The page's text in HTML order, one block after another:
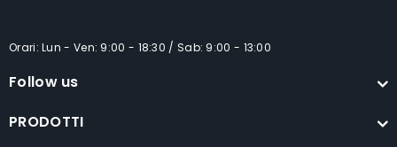
Orari: Lun - Ven: 9:00 - 18:30 / Sab: 9:00 - 13:00
Follow us
PRODOTTI